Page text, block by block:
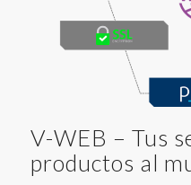
V-WEB – Tus
productos al